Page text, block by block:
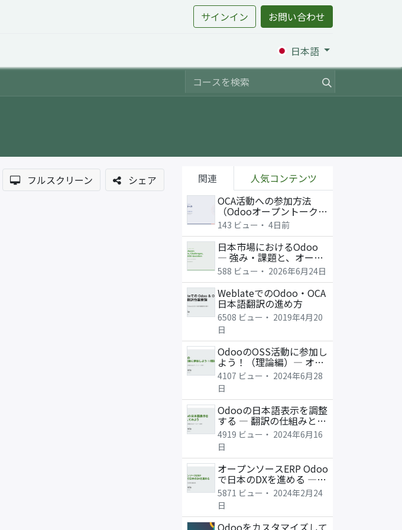
サインイン お問い合わせ
日本語
関連
人気コンテンツ
OCA活動への参加方法
（Odooオープントーク
2026年7月31日 発表資
料）
143 ビュー・ 4日前
日本市場におけるOdoo
― 強み・課題と、オープ
ンソースをめぐる問い
588 ビュー・ 2026年6月24日
WeblateでのOdoo・OCA
日本語翻訳の進め方
6508 ビュー・ 2019年4月20
日
OdooのOSS活動に参加し
よう！（理論編）― オー
プンコアとエコシステム
のバランス
4107 ビュー・ 2024年6月28
日
Odooの日本語表示を調整
する ― 翻訳の仕組みと調
整方法
4919 ビュー・ 2024年6月16
日
オープンソースERP Odoo
で日本のDXを進める ―
OSS活用の優位性
5871 ビュー・ 2024年2月24
日
Odooをカスタマイズして
フルスクリーン シェア